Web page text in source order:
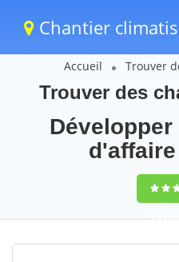
Chantier
Accueil Trouver
Trouver des
9,5